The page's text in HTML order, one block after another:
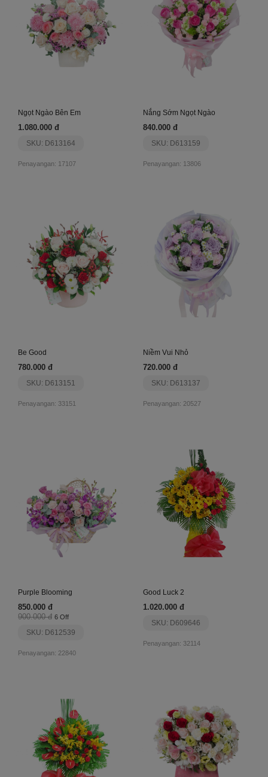
Ngọt Ngào Bên Em
1.080.000 đ
SKU: D613164
Penayangan: 17107
Nắng Sớm Ngọt Ngào
840.000 đ
SKU: D613159
Penayangan: 13806
Be Good
780.000 đ
SKU: D613151
Penayangan: 33151
Niềm Vui Nhỏ
720.000 đ
SKU: D613137
Penayangan: 20527
Purple Blooming
850.000 đ
900.000 đ 6 Off
SKU: D612539
Penayangan: 22840
Good Luck 2
1.020.000 đ
SKU: D609646
Penayangan: 32114